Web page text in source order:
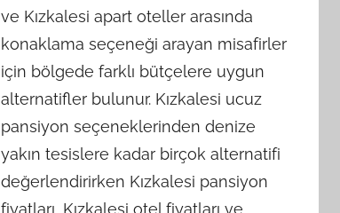
ve Kızkalesi apart oteller arasında
konaklama seçeneği arayan misafirler
için bölgede farklı bütçelere uygun
alternatifler bulunur. Kızkalesi ucuz
pansiyon seçeneklerinden denize
yakın tesislere kadar birçok alternatifi
değerlendirirken Kızkalesi pansiyon